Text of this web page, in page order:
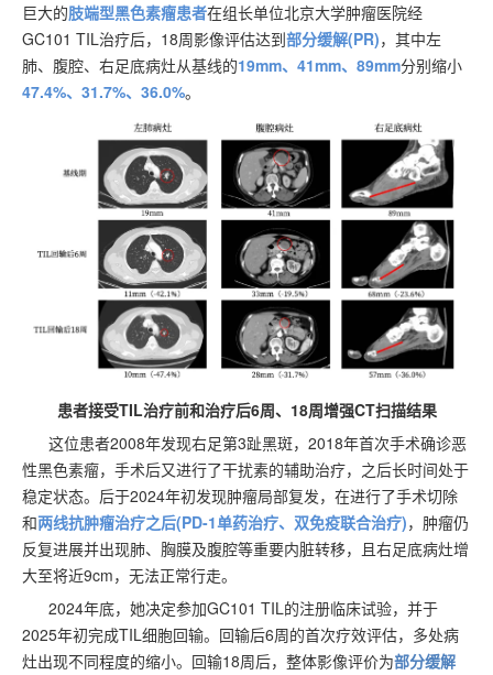
巨大的肢端型黑色素瘤患者在组长单位北京大学肿瘤医院经
GC101 TIL治疗后，18周影像评估达到部分缓解(PR)，其中左
肺、腹腔、右足底病灶从基线的19mm、41mm、89mm分别缩小
47.4%、31.7%、36.0%。
患者接受TIL治疗前和治疗后6周、18周增强CT扫描结果
这位患者2008年发现右足第3趾黑斑，2018年首次手术确诊恶
性黑色素瘤，手术后又进行了干扰素的辅助治疗，之后长时间处于
稳定状态。后于2024年初发现肿瘤局部复发，在进行了手术切除
和两线抗肿瘤治疗之后(PD-1单药治疗、双免疫联合治疗)，肿瘤仍
反复进展并出现肺、胸膜及腹腔等重要内脏转移，且右足底病灶增
大至将近9cm，无法正常行走。
2024年底，她决定参加GC101 TIL的注册临床试验，并于
2025年初完成TIL细胞回输。回输后6周的首次疗效评估，多处病
灶出现不同程度的缩小。回输18周后，整体影像评价为部分缓解